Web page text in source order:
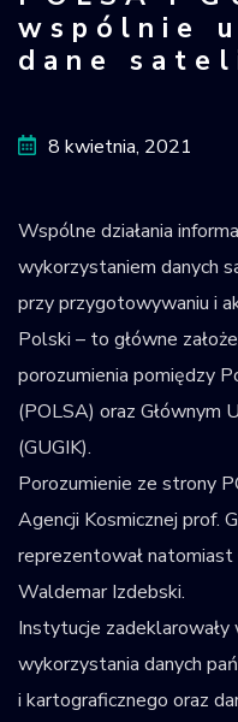
Krajowy Rejestr
Obiektów
wspólnie
dane
8 kwietnia, 2021
Wspólne działania
wykorzystaniem danych
przy przygotowywaniu i
Polski – to główne
porozumienia pomiędzy
(POLSA) oraz Głównym
(GUGIK).
Porozumienie ze strony
Agencji Kosmicznej prof.
reprezentował natomiast
Waldemar Izdebski.
Instytucje zadeklarowały
wykorzystania danych
i kartograficznego oraz